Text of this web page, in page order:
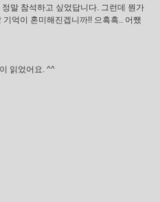
말 참석하고 싶었답니다. 그런데 뭔가
억이 혼미해진겝니까!! 으흑흑.. 어쨌
읽었어요. ^^